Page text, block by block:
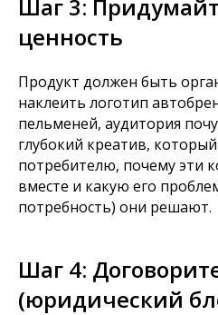
Шаг 3:
ценность
Продукт должен быть
наклеить логотип
пельменей, аудитория
глубокий креатив,
потребителю, почему эти
вместе и какую его
потребность) они решают.
Шаг 4:
(юридический
копирайтер OTVETDESIGN